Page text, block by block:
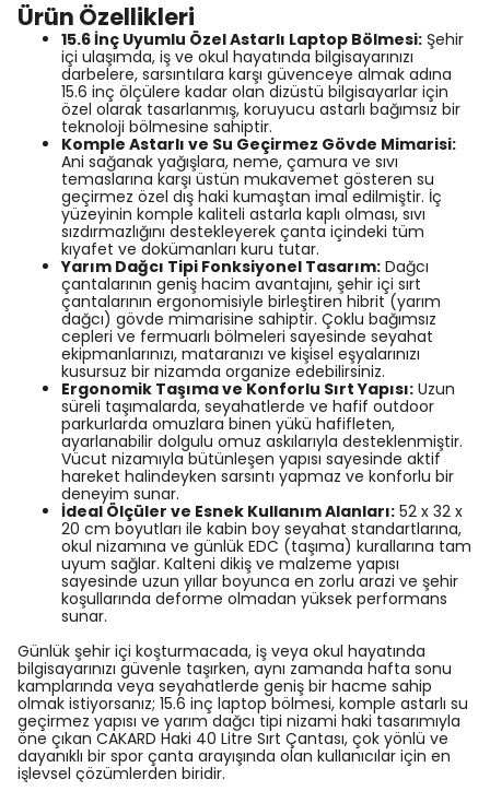
Ürün Özellikleri
15.6 İnç Uyumlu Özel Astarlı Laptop Bölmesi: Şehir
içi ulaşımda, iş ve okul hayatında bilgisayarınızı
darbelere, sarsıntılara karşı güvenceye almak adına
15.6 inç ölçülere kadar olan dizüstü bilgisayarlar için
özel olarak tasarlanmış, koruyucu astarlı bağımsız bir
teknoloji bölmesine sahiptir.
Komple Astarlı ve Su Geçirmez Gövde Mimarisi:
Ani sağanak yağışlara, neme, çamura ve sıvı
temaslarına karşı üstün mukavemet gösteren su
geçirmez özel dış haki kumaştan imal edilmiştir. İç
yüzeyinin komple kaliteli astarla kaplı olması, sıvı
sızdırmazlığını destekleyerek çanta içindeki tüm
kıyafet ve dokümanları kuru tutar.
Yarım Dağcı Tipi Fonksiyonel Tasarım: Dağcı
çantalarının geniş hacim avantajını, şehir içi sırt
çantalarının ergonomisiyle birleştiren hibrit (yarım
dağcı) gövde mimarisine sahiptir. Çoklu bağımsız
cepleri ve fermuarlı bölmeleri sayesinde seyahat
ekipmanlarınızı, mataranızı ve kişisel eşyalarınızı
kusursuz bir nizamda organize edebilirsiniz.
Ergonomik Taşıma ve Konforlu Sırt Yapısı: Uzun
süreli taşımalarda, seyahatlerde ve hafif outdoor
parkurlarda omuzlara binen yükü hafifleten,
ayarlanabilir dolgulu omuz askılarıyla desteklenmiştir.
Vücut nizamıyla bütünleşen yapısı sayesinde aktif
hareket halindeyken sarsıntı yapmaz ve konforlu bir
deneyim sunar.
İdeal Ölçüler ve Esnek Kullanım Alanları: 52 x 32 x
20 cm boyutları ile kabin boy seyahat standartlarına,
okul nizamına ve günlük EDC (taşıma) kurallarına tam
uyum sağlar. Kalteni dikiş ve malzeme yapısı
sayesinde uzun yıllar boyunca en zorlu arazi ve şehir
koşullarında deforme olmadan yüksek performans
sunar.
Günlük şehir içi koşturmacada, iş veya okul hayatında
bilgisayarınızı güvenle taşırken, aynı zamanda hafta sonu
kamplarında veya seyahatlerde geniş bir hacme sahip
olmak istiyorsanız; 15.6 inç laptop bölmesi, komple astarlı su
geçirmez yapısı ve yarım dağcı tipi nizami haki tasarımıyla
öne çıkan CAKARD Haki 40 Litre Sırt Çantası, çok yönlü ve
dayanıklı bir spor çanta arayışında olan kullanıcılar için en
işlevsel çözümlerden biridir.